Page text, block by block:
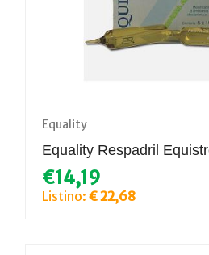
Equality
Equality Respadril
€14,19
Listino: € 22,68